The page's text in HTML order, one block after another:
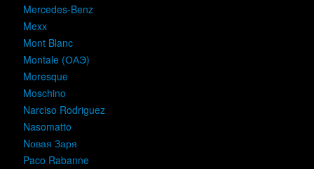
Mercedes-Benz
Mexx
Mont Blanc
Montale (ОАЭ)
Moresque
Moschino
Narciso Rodriguez
Nasomatto
Nовая Заря
Paco Rabanne